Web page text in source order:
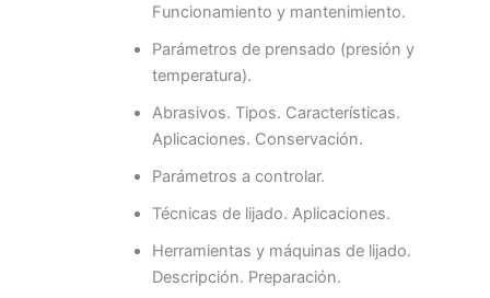
Funcionamiento y mantenimiento.
Parámetros de prensado (presión y
temperatura).
Abrasivos. Tipos. Características.
Aplicaciones. Conservación.
Parámetros a controlar.
Técnicas de lijado. Aplicaciones.
Herramientas y máquinas de lijado.
Descripción. Preparación.